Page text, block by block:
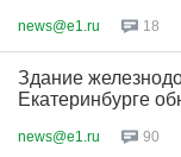
news@e1.ru 18
Здание
Екатеринбурге
news@e1.ru 90